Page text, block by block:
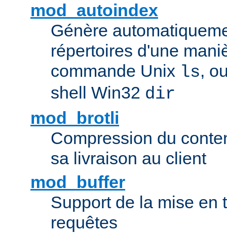
mod_autoindex
Génère
répertoires d'une
commande Unix ls,
shell Win32 dir
mod_brotli
Compression du
sa livraison au client
mod_buffer
Support de la mise en
requêtes